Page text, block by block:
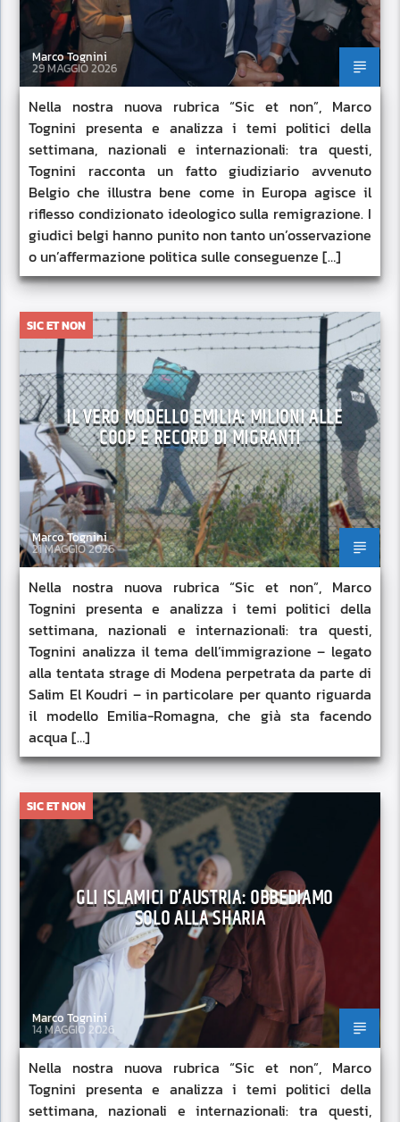
Marco Tognini
29 MAGGIO 2026
Nella nostra nuova rubrica “Sic et non”, Marco
Tognini presenta e analizza i temi politici della
settimana, nazionali e internazionali: tra questi,
Tognini racconta un fatto giudiziario avvenuto
Belgio che illustra bene come in Europa agisce il
riflesso condizionato ideologico sulla remigrazione. I
giudici belgi hanno punito non tanto un’osservazione
o un’affermazione politica sulle conseguenze […]
SIC ET NON
IL VERO MODELLO EMILIA: MILIONI ALLE
COOP E RECORD DI MIGRANTI
Marco Tognini
21 MAGGIO 2026
Nella nostra nuova rubrica “Sic et non”, Marco
Tognini presenta e analizza i temi politici della
settimana, nazionali e internazionali: tra questi,
Tognini analizza il tema dell’immigrazione – legato
alla tentata strage di Modena perpetrata da parte di
Salim El Koudri – in particolare per quanto riguarda
il modello Emilia-Romagna, che già sta facendo
acqua […]
SIC ET NON
GLI ISLAMICI D’AUSTRIA: OBBEDIAMO
SOLO ALLA SHARIA
Marco Tognini
14 MAGGIO 2026
Nella nostra nuova rubrica “Sic et non”, Marco
Tognini presenta e analizza i temi politici della
settimana, nazionali e internazionali: tra questi,